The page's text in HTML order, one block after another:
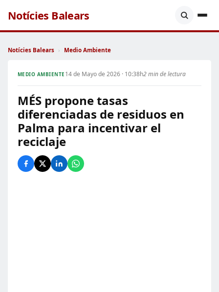
Notícies Balears
Notícies Balears › Medio Ambiente
MEDIO AMBIENTE 14 de Mayo de 2026 · 10:38h2 min de lectura
MÉS propone tasas
diferenciadas de residuos en
Palma para incentivar el
reciclaje